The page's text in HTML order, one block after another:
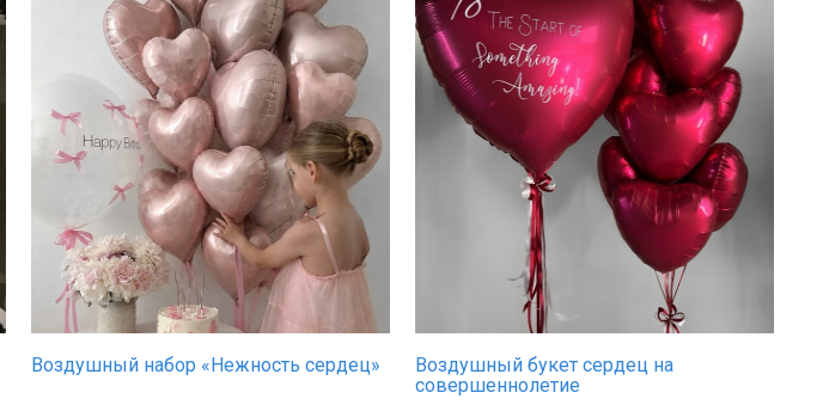
Воздушный набор «Нежность сердец»
Воздушный букет сердец на
совершеннолетие